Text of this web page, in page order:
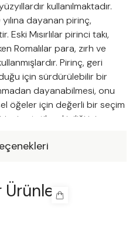
kullanılmaktadır.
dayanan pirinç,
Mısırlılar pirinci takı,
Romalılar para, zırh ve
Pirinç, geri
için sürdürülebilir bir
dayanabilmesi, onu
öğeler için değerli bir seçim
estetik çekiciliği için
ve kültürel mirası üzerinde
Her parça, en iyi
detaylara özen ve
size yıllarca keyif
Ürünler